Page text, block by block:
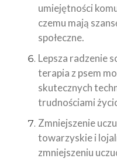
umiejętności
czemu mają
społeczne.
Lepsza radzenie
terapia z psem
skutecznych
trudnościami
Zmniejszenie
towarzyskie i
zmniejszeniu